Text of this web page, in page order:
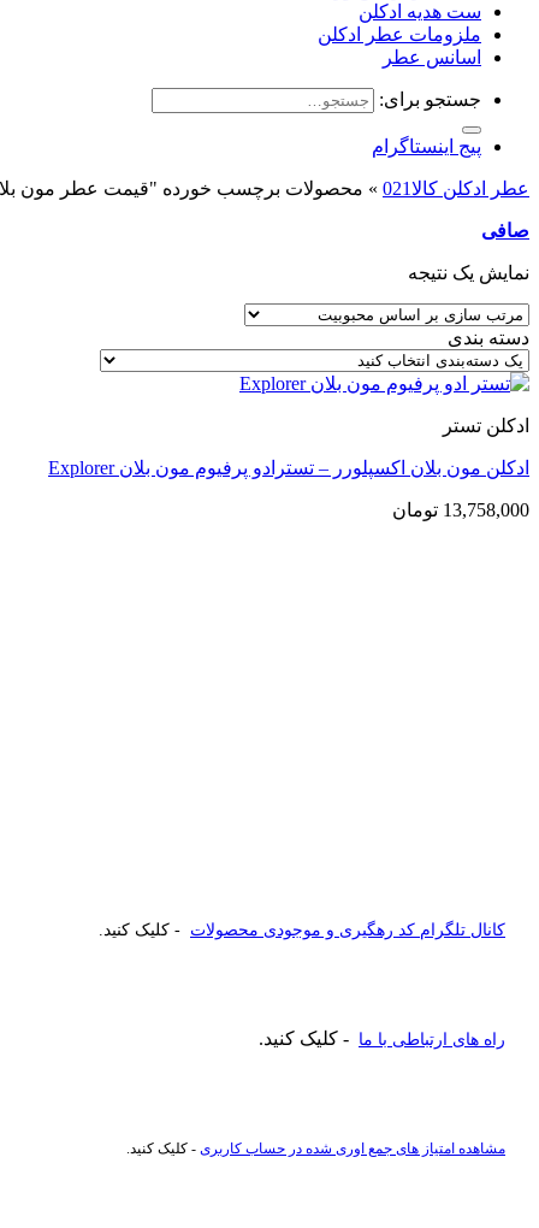
ست هدیه ادکلن
ملزومات عطر ادکلن
اسانس عطر
جستجو برای:
پیج اینستاگرام
عطر ادکلن کالا021 » محصولات برچسب خورده "قیمت عطر مون
صافی
نمایش یک نتیجه
دسته بندی
ادکلن تستر
ادکلن مون بلان اکسپلورر – تسترادو پرفیوم مون بلان Explorer
13,758,000 تومان
کانال تلگرام کد رهگیری و موجودی محصولات - کلیک کنید.
راه های ارتباطی با ما - کلیک کنید.
مشاهده امتیاز های جمع اوری شده در حساب کاربری - کلیک کنید.